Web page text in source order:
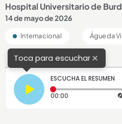
Hospital Universitario de
14 de mayo de 2026
Internacional Águeda
Toca para escuchar×
ESCUCHA EL RESUMEN
00:00 Tiempo